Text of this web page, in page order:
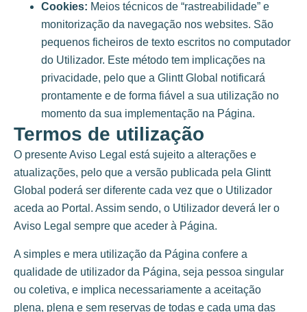
Cookies: Meios técnicos de “rastreabilidade” e
monitorização da navegação nos websites. São
pequenos ficheiros de texto escritos no computador
do Utilizador. Este método tem implicações na
privacidade, pelo que a Glintt Global notificará
prontamente e de forma fiável a sua utilização no
momento da sua implementação na Página.
Termos de utilização
O presente Aviso Legal está sujeito a alterações e
atualizações, pelo que a versão publicada pela Glintt
Global poderá ser diferente cada vez que o Utilizador
aceda ao Portal. Assim sendo, o Utilizador deverá ler o
Aviso Legal sempre que aceder à Página.
A simples e mera utilização da Página confere a
qualidade de utilizador da Página, seja pessoa singular
ou coletiva, e implica necessariamente a aceitação
plena, plena e sem reservas de todas e cada uma das